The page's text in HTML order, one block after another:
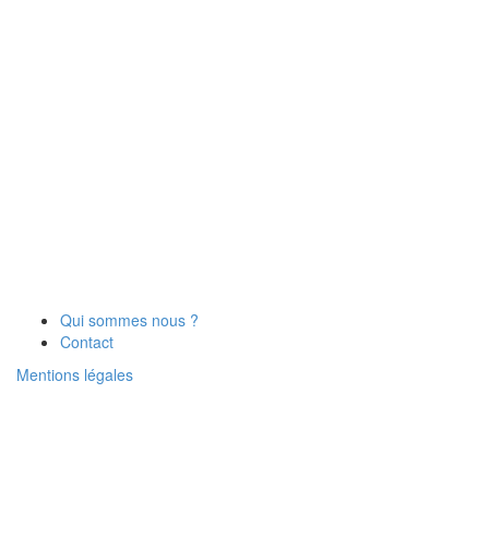
Qui sommes nous ?
Contact
Mentions légales